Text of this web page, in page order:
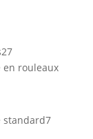
2727
produits
rouleaux
standard77